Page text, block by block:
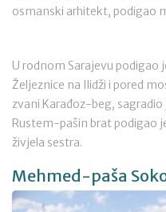
osmanski arhitekt, podigao
U rodnom Sarajevu
Željeznice na Ilidži i pored
zvani Karađoz-beg,
Rustem-pašin brat podigao
živjela sestra.
Mehmed-paša